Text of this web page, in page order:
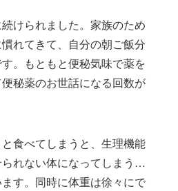
けられました。家族のため
れてきて、自分の朝ご飯分
。もともと便秘気味で薬を
秘薬のお世話になる回数が
食べてしまうと、生理機能
れない体になってしまう…
す。同時に体重は徐々にで